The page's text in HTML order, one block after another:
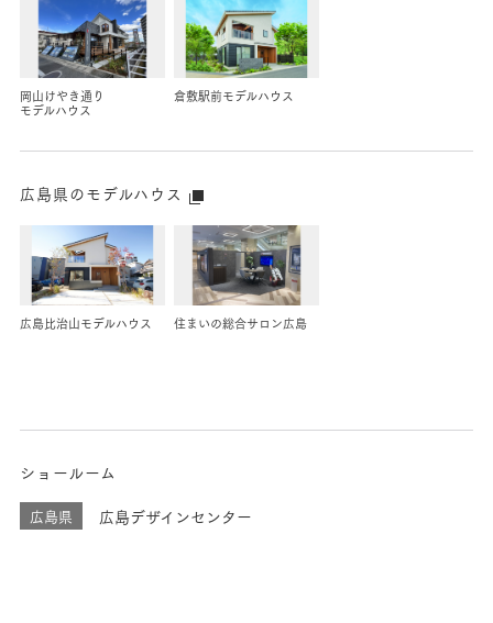
岡山けやき通り
モデルハウス
倉敷駅前モデルハウス
広島県のモデルハウス
広島比治山モデルハウス 住まいの総合サロン広島
ショールーム
広島県 広島デザインセンター